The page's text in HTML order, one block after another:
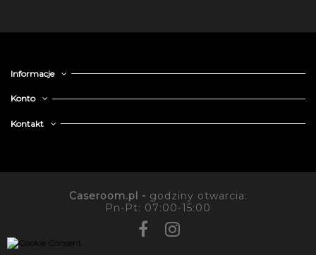
Informacje
Konto
Kontakt
Caseroom.pl - godziny otwarcia:
Pn-Pt: 07:00-15:00